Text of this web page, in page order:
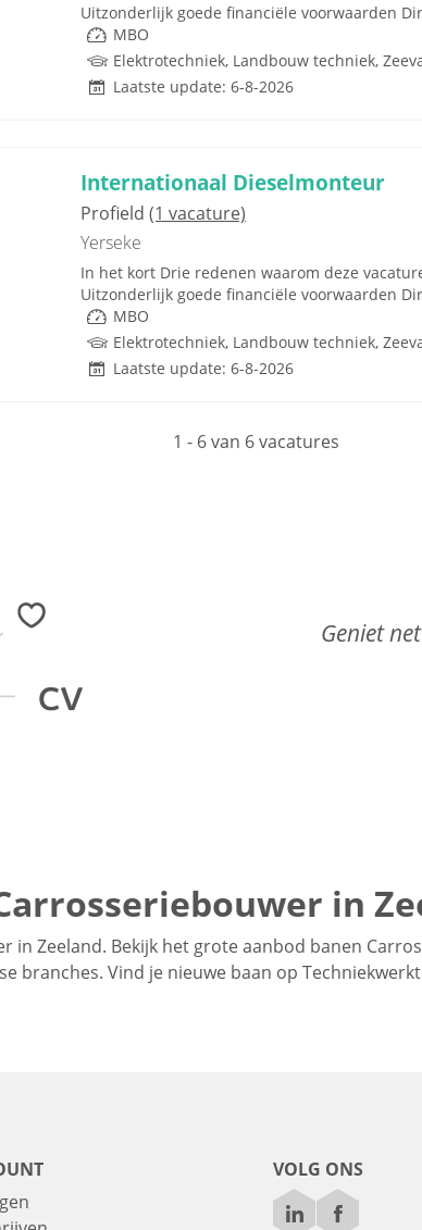
Uitzonderlijk goede financiële voorwaarden
MBO
Elektrotechniek, Landbouw techniek,
Laatste update: 6-8-2026
Internationaal Dieselmonteur
Profield (1 vacature)
Yerseke
In het kort Drie redenen waarom deze
Uitzonderlijk goede financiële voorwaarden
MBO
Elektrotechniek, Landbouw techniek,
Laatste update: 6-8-2026
1 - 6 van 6 vacatures
Geniet
in
in Zeeland. Bekijk het grote aanbod banen
branches. Vind je nieuwe baan op
VOLG ONS